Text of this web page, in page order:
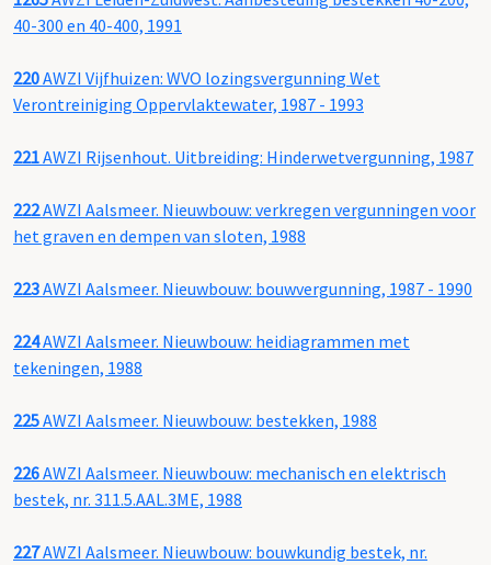
40-300 en 40-400, 1991
220AWZI Vijfhuizen: WVO lozingsvergunning Wet
Verontreiniging Oppervlaktewater, 1987 - 1993
221AWZI Rijsenhout. Uitbreiding: Hinderwetvergunning, 1987
222AWZI Aalsmeer. Nieuwbouw: verkregen vergunningen voor
het graven en dempen van sloten, 1988
223AWZI Aalsmeer. Nieuwbouw: bouwvergunning, 1987 - 1990
224AWZI Aalsmeer. Nieuwbouw: heidiagrammen met
tekeningen, 1988
225AWZI Aalsmeer. Nieuwbouw: bestekken, 1988
226AWZI Aalsmeer. Nieuwbouw: mechanisch en elektrisch
bestek, nr. 311.5.AAL.3ME, 1988
227AWZI Aalsmeer. Nieuwbouw: bouwkundig bestek, nr.